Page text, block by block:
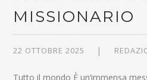
MISSIONARIO
22 OTTOBRE 2025
Tutto il mondo È un’immensa